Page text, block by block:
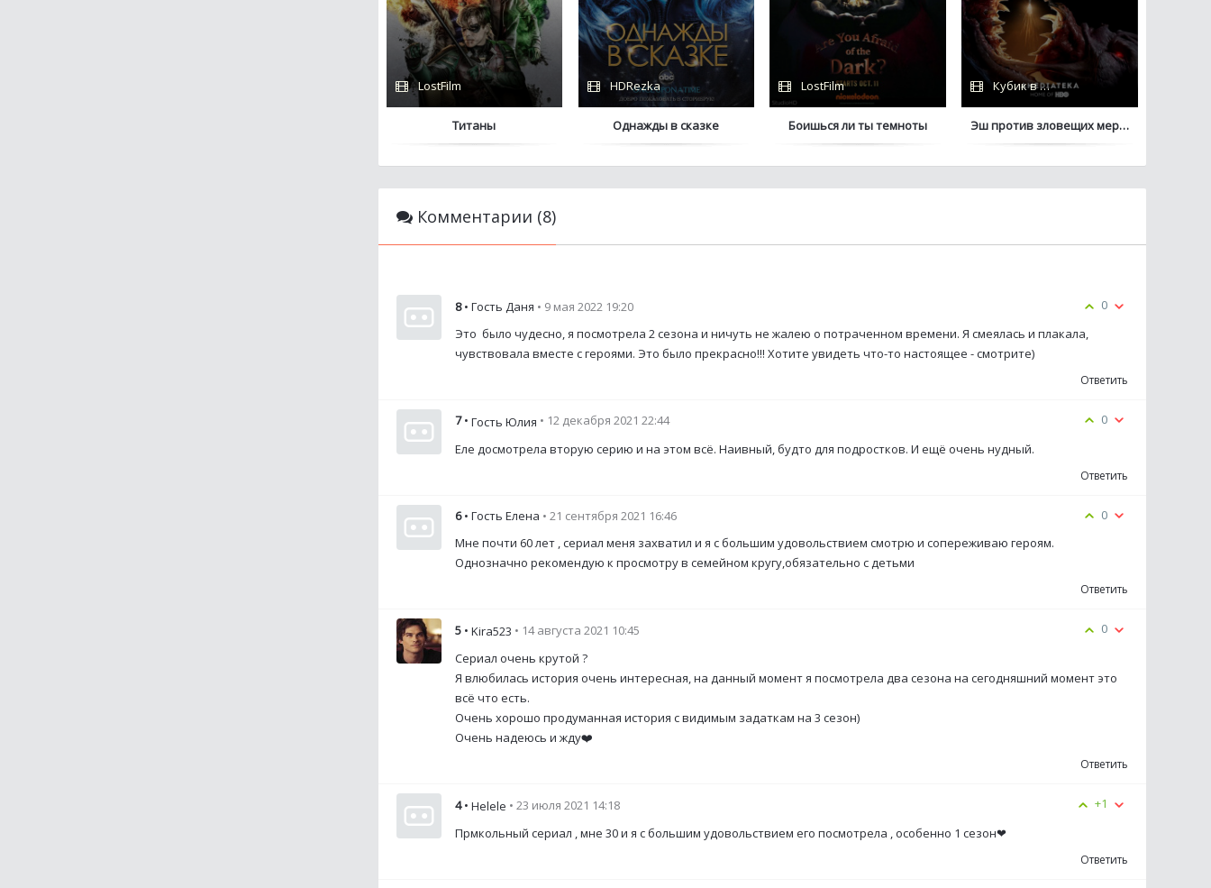
LostFilm
Титаны
HDRezka
Однажды в сказке
LostFilm
Боишься ли ты темноты
Кубик в Кубе
Эш против зловещих мертвецов
Комментарии (8)
0
8 • Гость Даня • 9 мая 2022 19:20
Это было чудесно, я посмотрела 2 сезона и ничуть не жалею о потраченном времени. Я смеялась и плакала,
чувствовала вместе с героями. Это было прекрасно!!! Хотите увидеть что-то настоящее - смотрите)
Ответить
0
7 • Гость Юлия • 12 декабря 2021 22:44
Еле досмотрела вторую серию и на этом всё. Наивный, будто для подростков. И ещё очень нудный.
Ответить
0
6 • Гость Елена • 21 сентября 2021 16:46
Мне почти 60 лет , сериал меня захватил и я с большим удовольствием смотрю и сопереживаю героям.
Однозначно рекомендую к просмотру в семейном кругу,обязательно с детьми
Ответить
0
5 • Kira523 • 14 августа 2021 10:45
Сериал очень крутой ?
Я влюбилась история очень интересная, на данный момент я посмотрела два сезона на сегодняшний момент это
всё что есть.
Очень хорошо продуманная история с видимым задаткам на 3 сезон)
Очень надеюсь и жду❤️
Ответить
+1
4 • Helele • 23 июля 2021 14:18
Прмкольный сериал , мне 30 и я с большим удовольствием его посмотрела , особенно 1 сезон❤
Ответить